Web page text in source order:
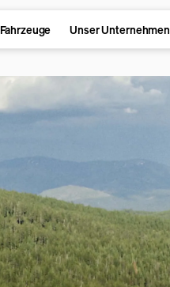
Fahrzeuge Unser Unternehmen